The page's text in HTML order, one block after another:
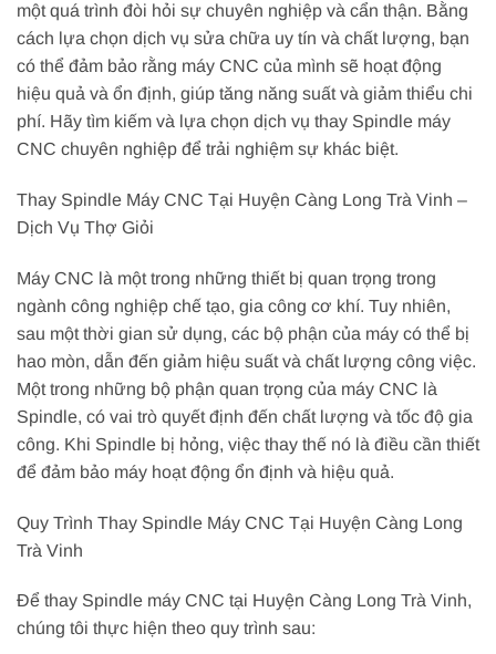
một quá trình đòi hỏi sự chuyên nghiệp và cẩn thận. Bằng
cách lựa chọn dịch vụ sửa chữa uy tín và chất lượng, bạn
có thể đảm bảo rằng máy CNC của mình sẽ hoạt động
hiệu quả và ổn định, giúp tăng năng suất và giảm thiểu chi
phí. Hãy tìm kiếm và lựa chọn dịch vụ thay Spindle máy
CNC chuyên nghiệp để trải nghiệm sự khác biệt.
Thay Spindle Máy CNC Tại Huyện Càng Long Trà Vinh –
Dịch Vụ Thợ Giỏi
Máy CNC là một trong những thiết bị quan trọng trong
ngành công nghiệp chế tạo, gia công cơ khí. Tuy nhiên,
sau một thời gian sử dụng, các bộ phận của máy có thể bị
hao mòn, dẫn đến giảm hiệu suất và chất lượng công việc.
Một trong những bộ phận quan trọng của máy CNC là
Spindle, có vai trò quyết định đến chất lượng và tốc độ gia
công. Khi Spindle bị hỏng, việc thay thế nó là điều cần thiết
để đảm bảo máy hoạt động ổn định và hiệu quả.
Quy Trình Thay Spindle Máy CNC Tại Huyện Càng Long
Trà Vinh
Để thay Spindle máy CNC tại Huyện Càng Long Trà Vinh,
chúng tôi thực hiện theo quy trình sau: